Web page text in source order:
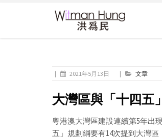
| 2021年5月13日 | 文章
大灣區與「十四五
粵港澳大灣區建設連續第5年出
五」規劃綱要有14次提到大灣